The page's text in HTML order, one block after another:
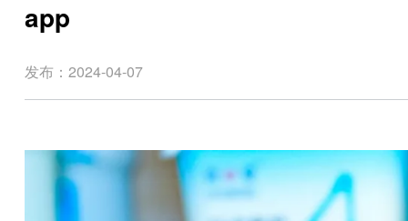
app
发布：2024-04-07